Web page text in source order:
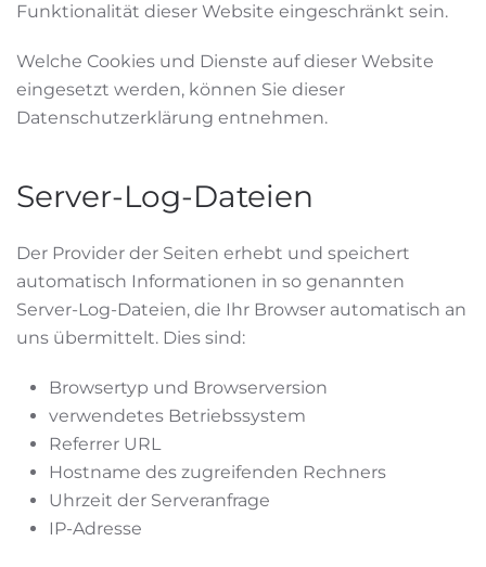
Funktionalität dieser Website eingeschränkt sein.
Welche Cookies und Dienste auf dieser Website
eingesetzt werden, können Sie dieser
Datenschutzerklärung entnehmen.
Server-Log-Dateien
Der Provider der Seiten erhebt und speichert
automatisch Informationen in so genannten
Server-Log-Dateien, die Ihr Browser automatisch an
uns übermittelt. Dies sind:
Browsertyp und Browserversion
verwendetes Betriebssystem
Referrer URL
Hostname des zugreifenden Rechners
Uhrzeit der Serveranfrage
IP-Adresse